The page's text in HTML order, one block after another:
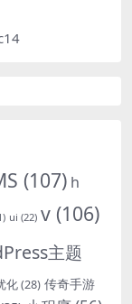
(107) h
ui (22) v (106)
主题
化(28) 传奇手游